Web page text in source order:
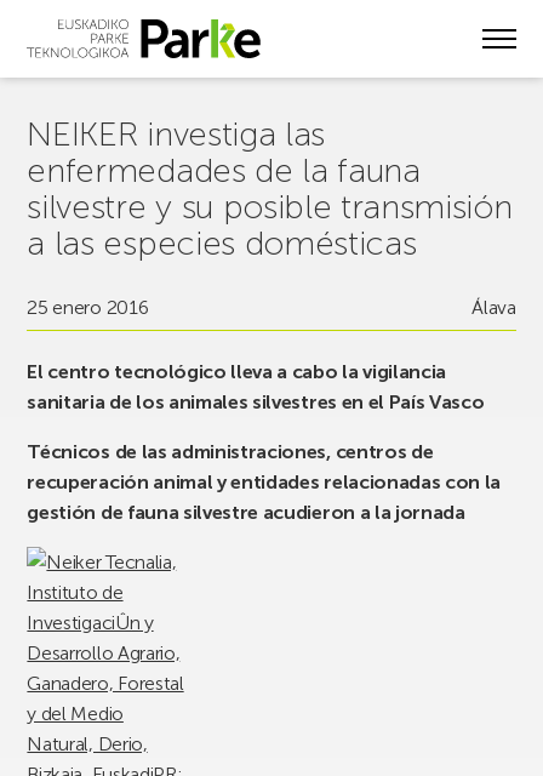
NEIKER investiga las
enfermedades de la fauna
silvestre y su posible transmisión
a las especies domésticas
25 enero 2016 Álava
El centro tecnológico lleva a cabo la vigilancia
sanitaria de los animales silvestres en el País Vasco
Técnicos de las administraciones, centros de
recuperación animal y entidades relacionadas con la
gestión de fauna silvestre acudieron a la jornada